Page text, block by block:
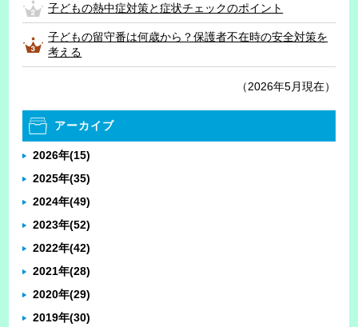
子どもの熱中症対策と症状チェックのポイント
子どもの留守番は何歳から？保護者不在時の安全対策を
考える
（2026年5月現在）
アーカイブ
2026年(15)
2025年(35)
2024年(49)
2023年(52)
2022年(42)
2021年(28)
2020年(29)
2019年(30)